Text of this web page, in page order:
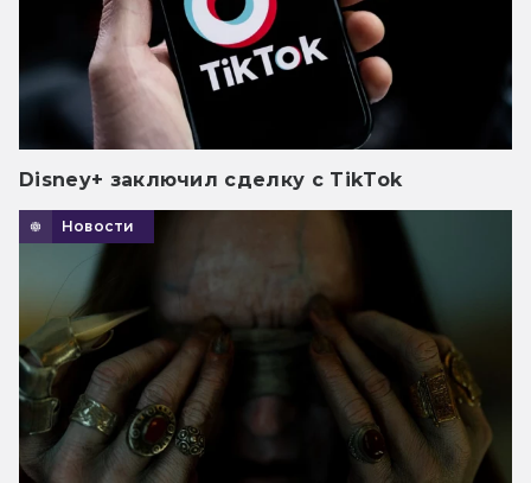
Disney+ заключил сделку с TikTok
Новости